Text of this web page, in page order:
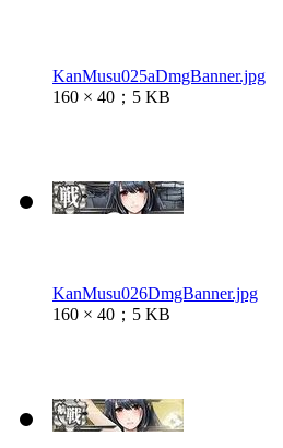
KanMusu025aDmgBanner.jpg
160 × 40；5 KB
KanMusu026DmgBanner.jpg
160 × 40；5 KB